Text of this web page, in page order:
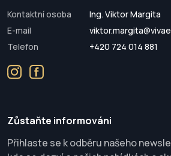
Kontaktní osoba
Ing. Viktor Margita
E-mail
Telefon
+420 724 014 881
Zůstaňte informováni
Přihlaste se k odběru našeho